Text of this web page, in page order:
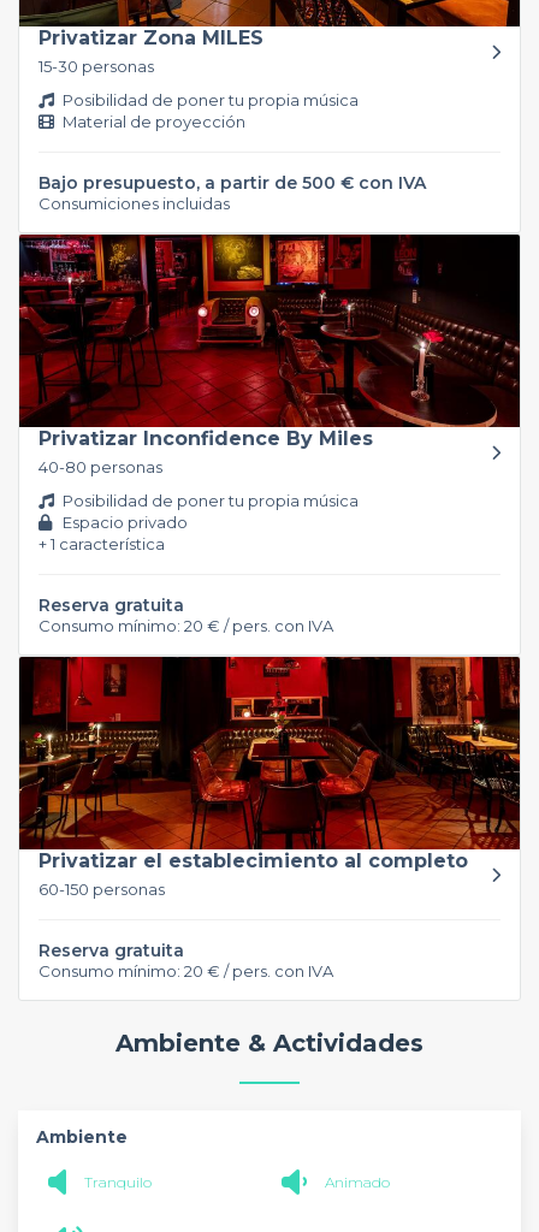
Privatizar Zona MILES
15-30 personas
Posibilidad de poner tu propia música
Material de proyección
Bajo presupuesto, a partir de 500 € con IVA
Consumiciones incluidas
Privatizar Inconfidence By Miles
40-80 personas
Posibilidad de poner tu propia música
Espacio privado
+ 1 característica
Reserva gratuita
Consumo mínimo: 20 € / pers. con IVA
Privatizar el establecimiento al completo
60-150 personas
Reserva gratuita
Consumo mínimo: 20 € / pers. con IVA
Ambiente & Actividades
Ambiente
Tranquilo Animado